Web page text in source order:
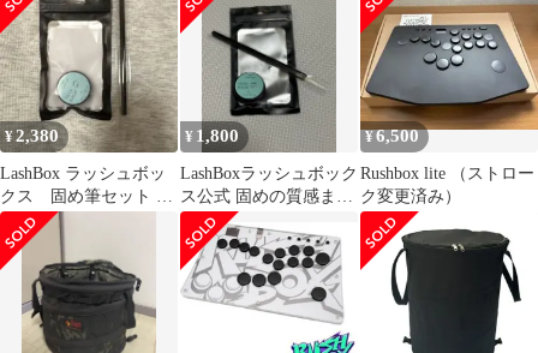
¥2,380
LashBox ラッシュボッ
クス 固め筆セット バ
ーム グルー
¥ 1,800
LashBoxラッシュボック
ス公式‎ 固めの質感まつ
毛パーマブラシ&グル
ーバーム
¥6,500
Rushbox lite （ストロー
ク変更済み）